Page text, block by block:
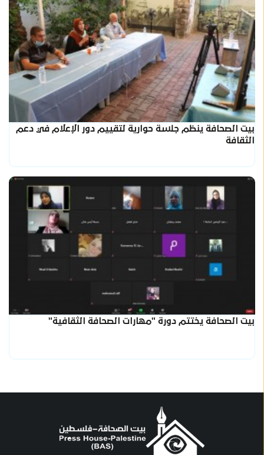
بيت الصحافة ينظم جلسة حوارية لتقييم دور الإعلام في دعم
الثقافة
بيت الصحافة يختتم دورة "مهارات الصحافة الثقافية"